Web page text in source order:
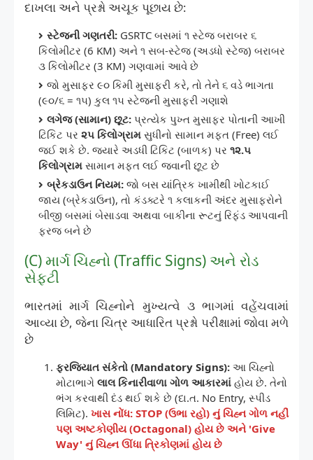
દાખલા અને પ્રશ્નો અચૂક પૂછાય છે:
સ્ટેજની ગણતરી: GSRTC બસમાં ૧ સ્ટેજ બરાબર ૬
કિલોમીટર (6 KM) અને ૧ સબ-સ્ટેજ (અડધો સ્ટેજ) બરાબર
૩ કિલોમીટર (3 KM) ગણવામાં આવે છે
જો મુસાફર ૯૦ કિમી મુસાફરી કરે, તો તેને ૬ વડે ભાગતા
(૯૦/૬ = ૧૫) કુલ ૧૫ સ્ટેજની મુસાફરી ગણાશે
લગેજ (સામાન) છૂટ: પ્રત્યેક પુખ્ત મુસાફર પોતાની આખી
ટિકિટ પર ૨૫ કિલોગ્રામ સુધીનો સામાન મફત (Free) લઈ
જઈ શકે છે. જ્યારે અડધી ટિકિટ (બાળક) પર ૧૨.૫
કિલોગ્રામ સામાન મફત લઈ જવાની છૂટ છે
બ્રેકડાઉન નિયમ: જો બસ યાંત્રિક ખામીથી ખોટકાઈ
જાય (બ્રેકડાઉન), તો કંડક્ટરે ૧ કલાકની અંદર મુસાફરોને
બીજી બસમાં બેસાડવા અથવા બાકીના રૂટનું રિફંડ આપવાની
ફરજ બને છે
(C) માર્ગ ચિહ્નો (Traffic Signs) અને રોડ
સેફ્ટી
ભારતમાં માર્ગ ચિહ્નોને મુખ્યત્વે ૩ ભાગમાં વહેંચવામાં
આવ્યા છે, જેના ચિત્ર આધારિત પ્રશ્નો પરીક્ષામાં જોવા મળે
છે
ફરજિયાત સંકેતો (Mandatory Signs): આ ચિહ્નો
મોટાભાગે લાલ કિનારીવાળા ગોળ આકારમાં હોય છે. તેનો
ભંગ કરવાથી દંડ થઈ શકે છે (દા.ત. No Entry, સ્પીડ
લિમિટ). ખાસ નોંધ: STOP (ઉભા રહો) નું ચિહ્ન ગોળ નહીં
પણ અષ્ટકોણીય (Octagonal) હોય છે અને 'Give
Way' નું ચિહ્ન ઊંધા ત્રિકોણમાં હોય છે